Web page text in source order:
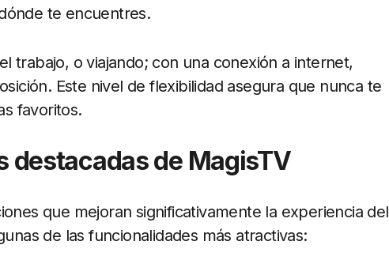
te encuentres.
trabajo, o viajando; con una conexión a internet,
Este nivel de flexibilidad asegura que nunca te
favoritos.
destacadas de MagisTV
que mejoran significativamente la experiencia del
de las funcionalidades más atractivas: